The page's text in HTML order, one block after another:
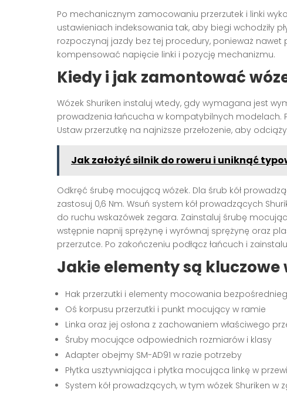
Po mechanicznym zamocowaniu przerzutek i linki
ustawieniach indeksowania tak, aby biegi wchodziły
rozpoczynaj jazdy bez tej procedury, ponieważ
kompensować napięcie linki i pozycję mechanizmu.
Kiedy i jak zamontować
Wózek Shuriken instaluj wtedy, gdy wymagana jest
prowadzenia łańcucha w kompatybilnych modelach.
Ustaw przerzutkę na najniższe przełożenie, aby
Jak założyć silnik do roweru i uniknąć
Odkręć śrubę mocującą wózek. Dla śrub kół
zastosuj 0,6 Nm. Wsuń system kół prowadzących
do ruchu wskazówek zegara. Zainstaluj śrubę
wstępnie napnij sprężynę i wyrównaj sprężynę oraz
przerzutce. Po zakończeniu podłącz łańcuch i
Jakie elementy są kluczowe
Hak przerzutki i elementy mocowania
Oś korpusu przerzutki i punkt mocujący w ramie
Linka oraz jej osłona z zachowaniem właściwego
Śruby mocujące odpowiednich rozmiarów i klasy
Adapter obejmy SM-AD91 w razie potrzeby
Płytka usztywniająca i płytka mocująca linkę w
System kół prowadzących, w tym wózek Shuriken w